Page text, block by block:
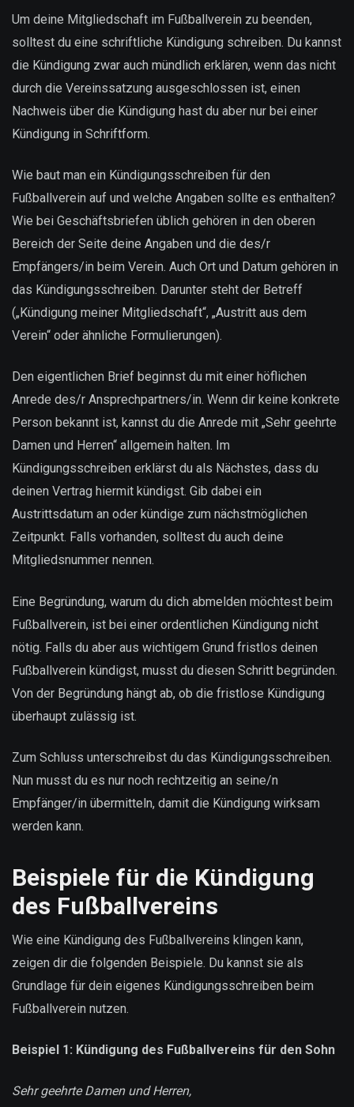
Um deine Mitgliedschaft im Fußballverein zu beenden,
solltest du eine schriftliche Kündigung schreiben. Du kannst
die Kündigung zwar auch mündlich erklären, wenn das nicht
durch die Vereinssatzung ausgeschlossen ist, einen
Nachweis über die Kündigung hast du aber nur bei einer
Kündigung in Schriftform.
Wie baut man ein Kündigungsschreiben für den
Fußballverein auf und welche Angaben sollte es enthalten?
Wie bei Geschäftsbriefen üblich gehören in den oberen
Bereich der Seite deine Angaben und die des/r
Empfängers/in beim Verein. Auch Ort und Datum gehören in
das Kündigungsschreiben. Darunter steht der Betreff
(„Kündigung meiner Mitgliedschaft“, „Austritt aus dem
Verein“ oder ähnliche Formulierungen).
Den eigentlichen Brief beginnst du mit einer höflichen
Anrede des/r Ansprechpartners/in. Wenn dir keine konkrete
Person bekannt ist, kannst du die Anrede mit „Sehr geehrte
Damen und Herren“ allgemein halten. Im
Kündigungsschreiben erklärst du als Nächstes, dass du
deinen Vertrag hiermit kündigst. Gib dabei ein
Austrittsdatum an oder kündige zum nächstmöglichen
Zeitpunkt. Falls vorhanden, solltest du auch deine
Mitgliedsnummer nennen.
Eine Begründung, warum du dich abmelden möchtest beim
Fußballverein, ist bei einer ordentlichen Kündigung nicht
nötig. Falls du aber aus wichtigem Grund fristlos deinen
Fußballverein kündigst, musst du diesen Schritt begründen.
Von der Begründung hängt ab, ob die fristlose Kündigung
überhaupt zulässig ist.
Zum Schluss unterschreibst du das Kündigungsschreiben.
Nun musst du es nur noch rechtzeitig an seine/n
Empfänger/in übermitteln, damit die Kündigung wirksam
werden kann.
Beispiele für die Kündigung
des Fußballvereins
Wie eine Kündigung des Fußballvereins klingen kann,
zeigen dir die folgenden Beispiele. Du kannst sie als
Grundlage für dein eigenes Kündigungsschreiben beim
Fußballverein nutzen.
Beispiel 1: Kündigung des Fußballvereins für den Sohn
Sehr geehrte Damen und Herren,